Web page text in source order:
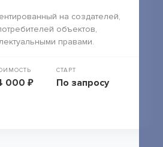
на создателей,
объектов,
правами.
000 ₽
СТАРТ
По запросу